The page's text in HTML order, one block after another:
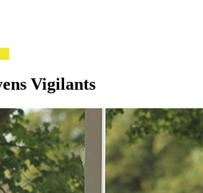
Vigilants